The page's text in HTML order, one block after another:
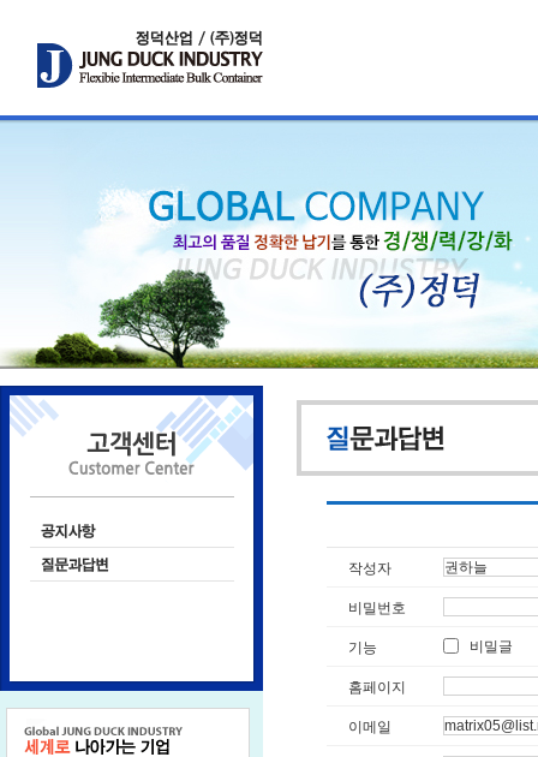
작성자
비밀번호
기능 비밀글
홈페이지
이메일